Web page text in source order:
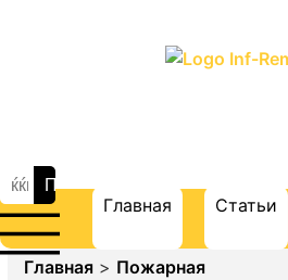
Главная Статьи
Главная > Пожарная